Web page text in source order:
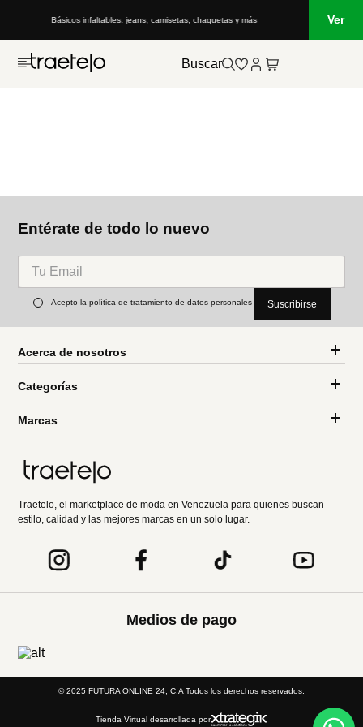
Básicos infaltables: jeans, camisetas, chaquetas y más Ver
Buscar
Entérate de todo lo nuevo
Acepto la política de tratamiento de datos personales Suscribirse
Acerca de nosotros
Categorías
Marcas
Traetelo, el marketplace de moda en Venezuela para quienes buscan
estilo, calidad y las mejores marcas en un solo lugar.
Medios de pago
© 2025 FUTURA ONLINE 24, C.A Todos los derechos reservados.
Tienda Virtual desarrollada por